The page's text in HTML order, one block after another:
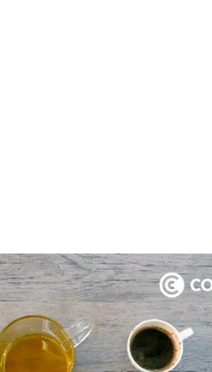
primero has de iniciar sesión con tu
enviado
a nuestro boletín.